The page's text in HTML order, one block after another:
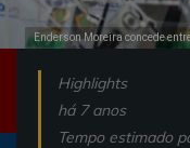
Enderson Moreira concede
Highlights
há 7 anos
Tempo estimado